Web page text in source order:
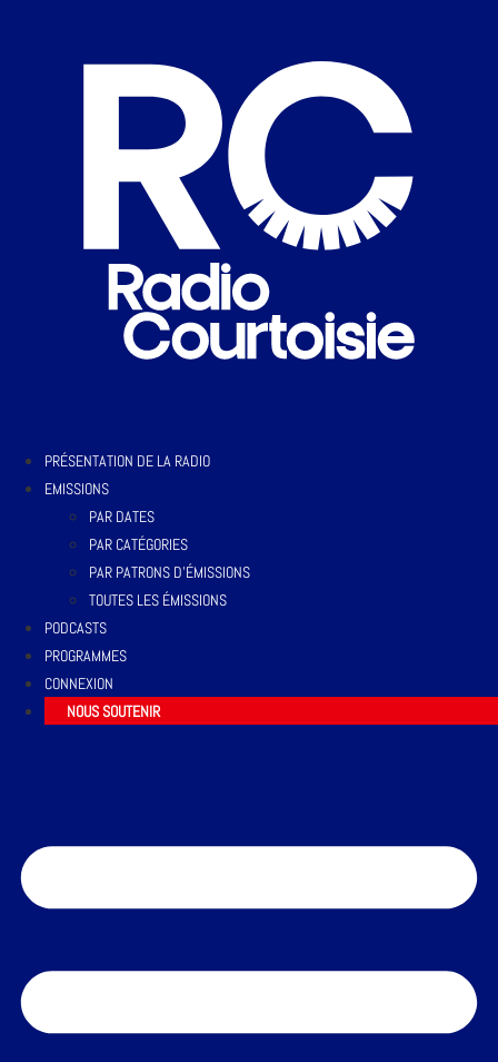
PRÉSENTATION DE LA RADIO
EMISSIONS
PAR DATES
PAR CATÉGORIES
PAR PATRONS D’ÉMISSIONS
TOUTES LES ÉMISSIONS
PODCASTS
PROGRAMMES
CONNEXION
NOUS SOUTENIR